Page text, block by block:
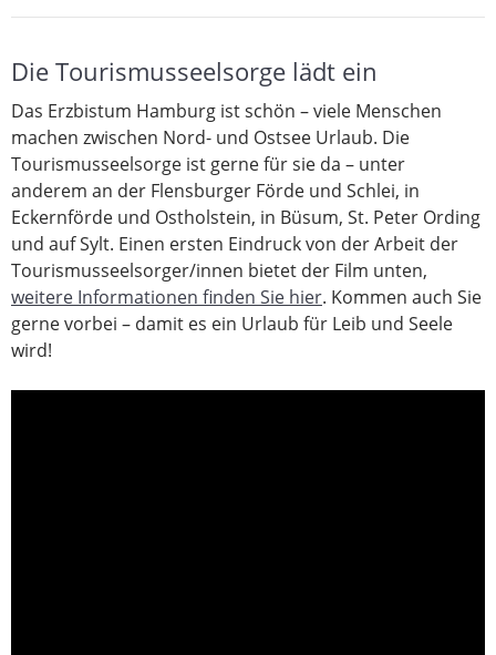
Die Tourismusseelsorge lädt ein
Das Erzbistum Hamburg ist schön – viele Menschen
machen zwischen Nord- und Ostsee Urlaub. Die
Tourismusseelsorge ist gerne für sie da – unter
anderem an der Flensburger Förde und Schlei, in
Eckernförde und Ostholstein, in Büsum, St. Peter Ording
und auf Sylt. Einen ersten Eindruck von der Arbeit der
Tourismusseelsorger/innen bietet der Film unten,
weitere Informationen finden Sie hier. Kommen auch Sie
gerne vorbei – damit es ein Urlaub für Leib und Seele
wird!